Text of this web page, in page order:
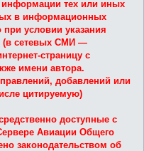
информации тех или иных
в информационных
условии указания
(в сетевых СМИ —
страницу с
имени автора.
добавлений или
цитируемую)
доступные с
Авиации Общего
законодательством об